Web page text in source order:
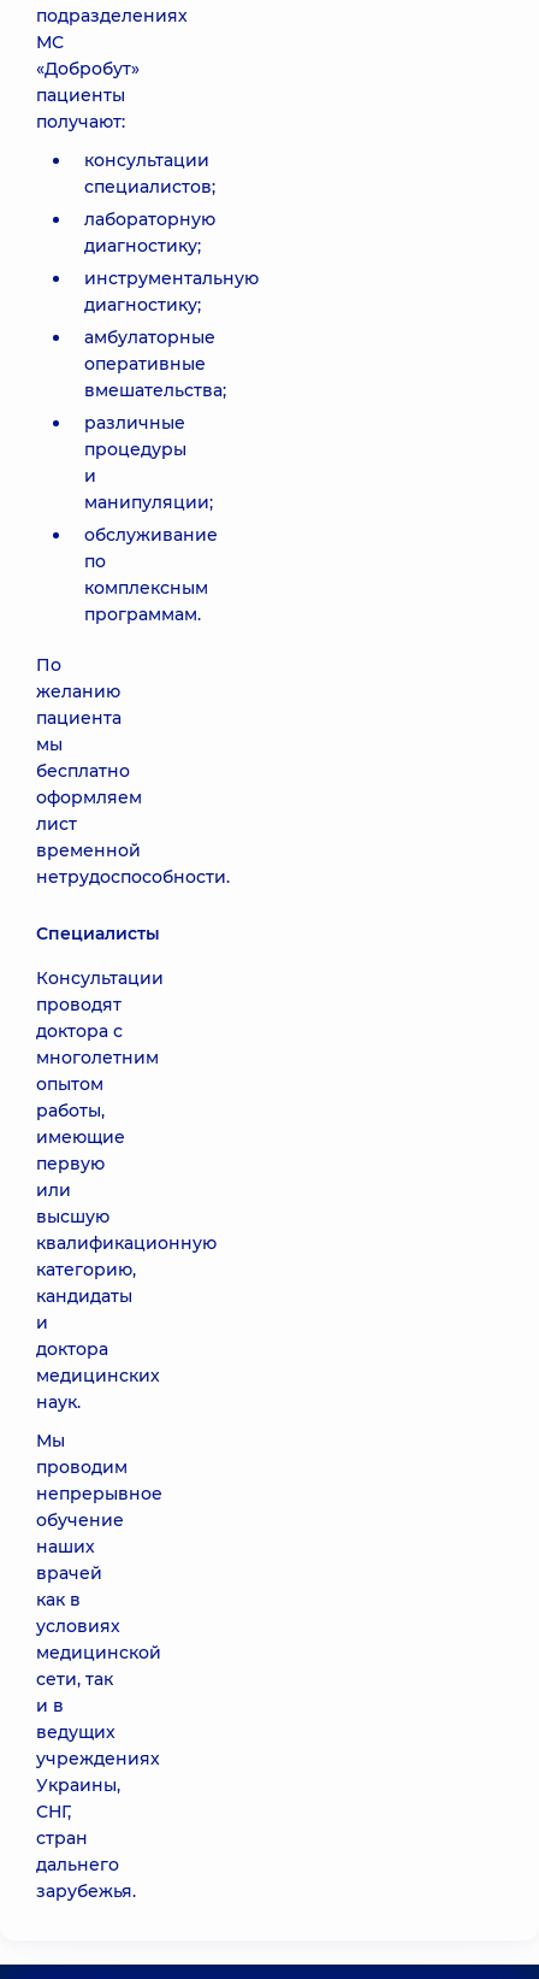
подразделениях
МС
«Добробут»
пациенты
получают:
консультации
специалистов;
лабораторную
диагностику;
инструментальную
диагностику;
амбулаторные
оперативные
вмешательства;
различные
процедуры
и
манипуляции;
обслуживание
по
комплексным
программам.
По
желанию
пациента
мы
бесплатно
оформляем
лист
временной
нетрудоспособности.
Специалисты
Консультации
проводят
доктора с
многолетним
опытом
работы,
имеющие
первую
или
высшую
квалификационную
категорию,
кандидаты
и
доктора
медицинских
наук.
Мы
проводим
непрерывное
обучение
наших
врачей
как в
условиях
медицинской
сети, так
и в
ведущих
учреждениях
Украины,
СНГ,
стран
дальнего
зарубежья.